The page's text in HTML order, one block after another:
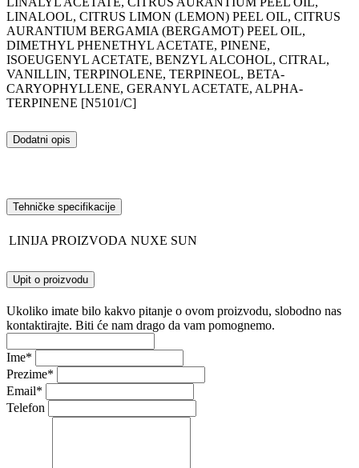
LINALOOL, CITRUS LIMON (LEMON) PEEL OIL, CITRUS
AURANTIUM BERGAMIA (BERGAMOT) PEEL OIL,
DIMETHYL PHENETHYL ACETATE, PINENE,
ISOEUGENYL ACETATE, BENZYL ALCOHOL, CITRAL,
VANILLIN, TERPINOLENE, TERPINEOL, BETA-
CARYOPHYLLENE, GERANYL ACETATE, ALPHA-
TERPINENE [N5101/C]
Dodatni opis
Tehničke specifikacije
LINIJA PROIZVODA NUXE SUN
Upit o proizvodu
Ukoliko imate bilo kakvo pitanje o ovom proizvodu, slobodno nas
kontaktirajte. Biti će nam drago da vam pomognemo.
Ime*
Prezime*
Email*
Telefon